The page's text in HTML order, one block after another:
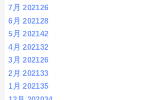
7月 202126
6月 202128
5月 202142
4月 202132
3月 202126
2月 202133
1月 202135